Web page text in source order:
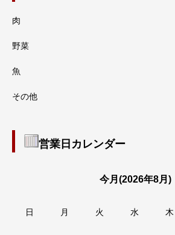
肉
野菜
魚
その他
営業日カレンダー
今月(2026年8月)
日 月 火 水 木